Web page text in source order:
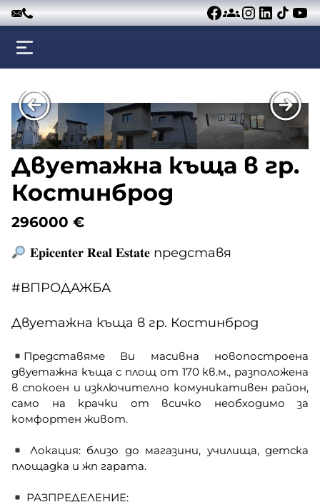
Към съдържанието
Двуетажна къща в гр.
Костинброд
296000 €
𝐄𝐩𝐢𝐜𝐞𝐧𝐭𝐞𝐫 𝐑𝐞𝐚𝐥 𝐄𝐬𝐭𝐚𝐭𝐞 представя
#ВПРОДАЖБА
Двуетажна къща в гр. Костинброд
Представяме Ви масивна новопостроена
двуетажна къща с площ от 170 кв.м., разположена
в спокоен и изключително комуникативен район,
само на крачки от всичко необходимо за
комфортен живот.
Локация: близо до магазини, училища, детска
площадка и жп гарата.
РАЗПРЕДЕЛЕНИЕ: